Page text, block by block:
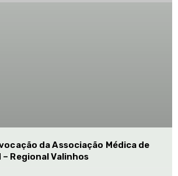
da Associação Médica de
Regional Valinhos